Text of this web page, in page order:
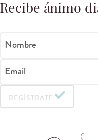
Recibe ánimo
Nombre
Email
REGÍSTRATE